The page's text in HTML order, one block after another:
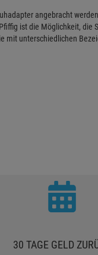
angebracht
ist die Möglichkeit, die
mit unterschiedlichen
30 TAGE GELD